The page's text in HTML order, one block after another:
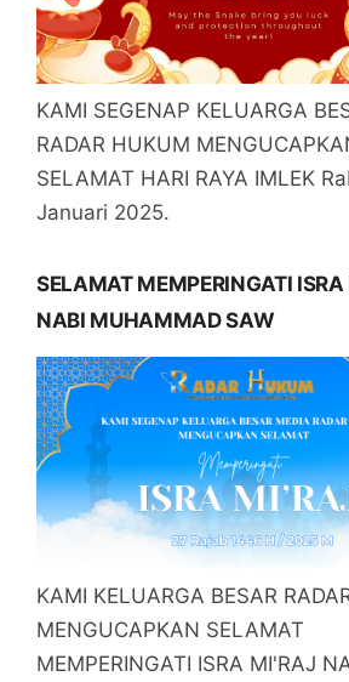
KAMI SEGENAP KELUARGA
RADAR HUKUM
SELAMAT HARI RAYA IMLEK
Januari 2025.
SELAMAT MEMPERINGATI
NABI MUHAMMAD SAW
KAMI KELUARGA BESAR
MENGUCAPKAN SELAMAT
MEMPERINGATI ISRA MI'RAJ